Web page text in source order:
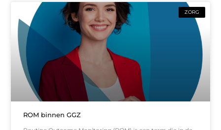
ZORG
ROM binnen GGZ